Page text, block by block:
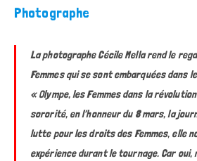
Photographe
La photographe Cécile Mella rend le
Femmes qui se sont embarquées dans
« Olympe, les Femmes dans la
sororité, en l’honneur du 8 mars, la
lutte pour les droits des Femmes, elle
expérience durant le tournage. Car oui,